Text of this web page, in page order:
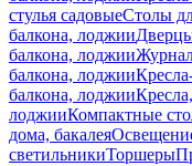
стулья садовыеСтолы
балкона, лоджии
балкона, лоджии
балкона, лоджии
балкона, лоджии
лоджииКомпактные
дома, бакалея
светильникиТоршеры